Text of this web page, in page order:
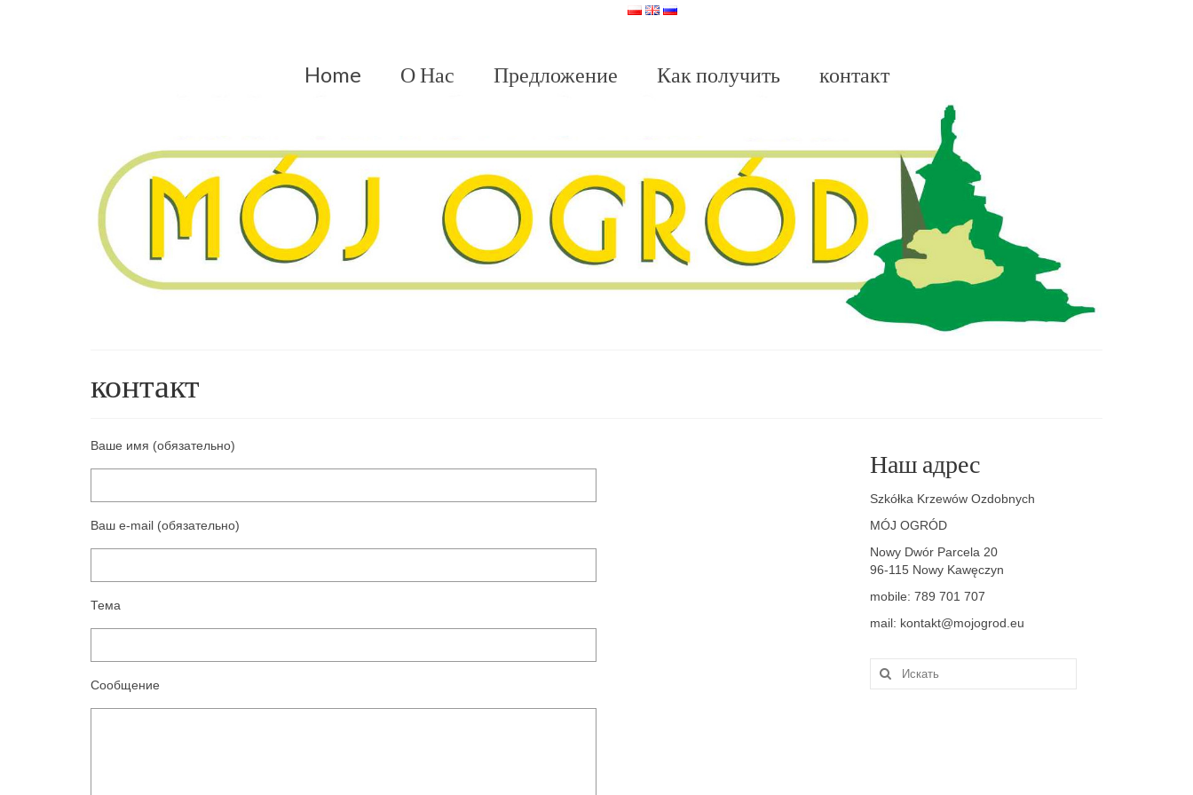
Home О Нас Предложение Как получить контакт
контакт
Ваше имя (обязательно)
Ваш e-mail (обязательно)
Тема
Сообщение
Наш адрес
Szkółka Krzewów Ozdobnych
MÓJ OGRÓD
Nowy Dwór Parcela 20
96-115 Nowy Kawęczyn
mobile: 789 701 707
mail: kontakt@mojogrod.eu
Искать: